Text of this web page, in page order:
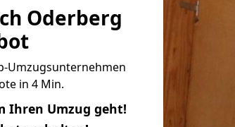
Oderberg
Umzugsunternehmen
in 4 Min.
Ihren Umzug geht!